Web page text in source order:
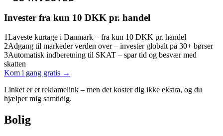
Invester fra kun 10 DKK pr. handel
1Laveste kurtage i Danmark – fra kun 10 DKK pr. handel
2Adgang til markeder verden over – invester globalt på 30+ børser
3Automatisk indberetning til SKAT – spar tid og besvær med
skatten
Kom i gang gratis →
Linket er et reklamelink – men det koster dig ikke ekstra, og du
hjælper mig samtidig.
Bolig